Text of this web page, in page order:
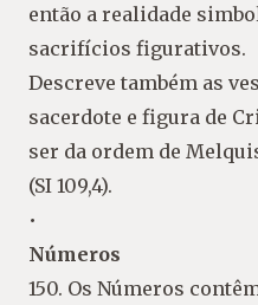
então a realidade
sacrifícios figurativos.
Descreve também as
sacerdote e figura de
ser da ordem de
(SI 109,4).
•
Números
150. Os Números